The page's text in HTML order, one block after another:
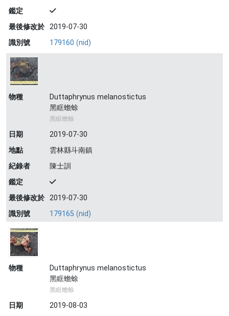
鑑定
最後修改於 2019-07-30
識別號
179160 (nid)
物種
Duttaphrynus melanostictus
黑眶蟾蜍
黑眶蟾蜍
日期
2019-07-30
地點
雲林縣斗南鎮
紀錄者
陳士訓
鑑定
最後修改於 2019-07-30
識別號
179165 (nid)
物種
Duttaphrynus melanostictus
黑眶蟾蜍
黑眶蟾蜍
日期
2019-08-03